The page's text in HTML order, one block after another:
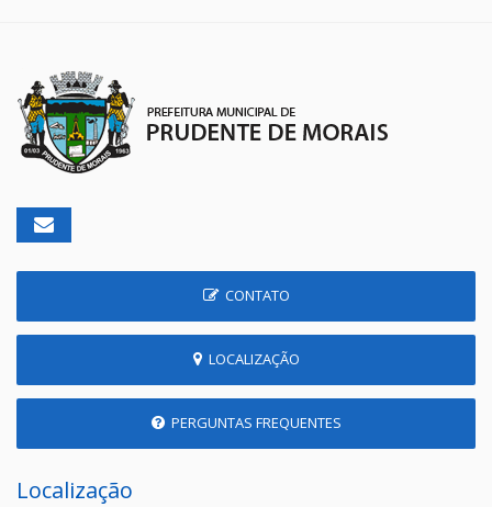
CONTATO
LOCALIZAÇÃO
PERGUNTAS FREQUENTES
Localização